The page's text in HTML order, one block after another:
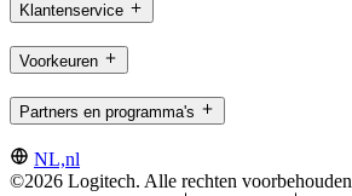
Klantenservice
Voorkeuren
Partners en programma's
NL,nl
©2026 Logitech. Alle rechten voorbehouden